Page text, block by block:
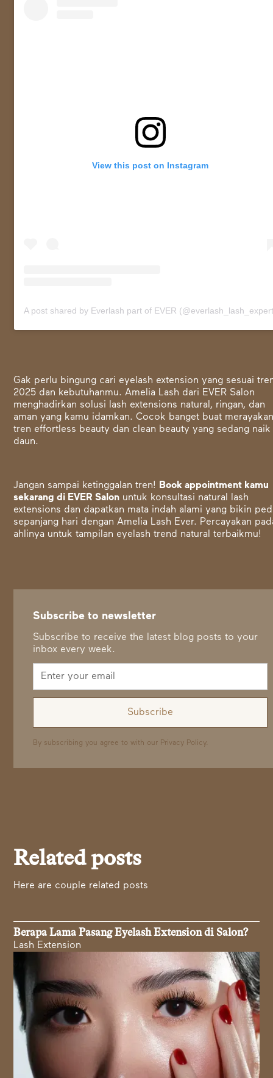
View this post on Instagram
A post shared by Everlash part of EVER
Gak perlu bingung cari eyelash extension yang sesuai
2025 dan kebutuhanmu. Amelia Lash dari EVER Salon
menghadirkan solusi lash extensions natural, ringan, dan
aman yang kamu idamkan. Cocok banget buat
tren effortless beauty dan clean beauty yang sedang naik
daun.
Jangan sampai ketinggalan tren!
Book appointment kamu
sekarang di EVER Salon untuk konsultasi natural lash
extensions dan dapatkan mata indah alami yang bikin
sepanjang hari dengan Amelia Lash Ever. Percayakan
ahlinya untuk tampilan eyelash trend natural terbaikmu!
Subscribe to newsletter
Subscribe to receive the latest blog posts to your
inbox every week.
By subscribing you agree to with our Privacy Policy.
Related posts
Here are couple related posts
Berapa Lama Pasang Eyelash Extension di Salon?
Lash Extension